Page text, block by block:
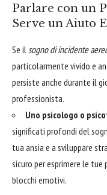
Parlare con un
Serve un Aiuto
Se ilsogno di incidente
particolarmente vivido e
persiste anche durante il
professionista.
Uno psicologo o
significati profondi del
tua ansia e a sviluppare
sicuro per esprimere le tue
blocchi emotivi.